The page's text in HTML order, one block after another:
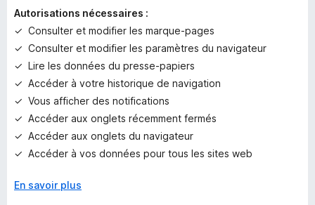
t
p
o
u
r
n
s
a
Autorisations nécessaires :
Consulter et modifier les marque-pages
Consulter et modifier les paramètres du navigateur
Lire les données du presse-papiers
Accéder à votre historique de navigation
Vous afficher des notifications
Accéder aux onglets récemment fermés
Accéder aux onglets du navigateur
Accéder à vos données pour tous les sites web
En savoir plus